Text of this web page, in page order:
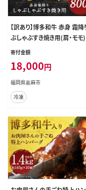
【訳あり】博多和牛 赤身 霜降
ぶしゃぶすき焼き用(肩・モモ
g(約400g×2パック)
寄付金額
18,000円
福岡県嘉麻市
冷凍